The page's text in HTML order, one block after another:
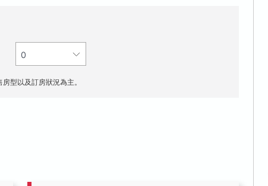
型以及訂房狀況為主。